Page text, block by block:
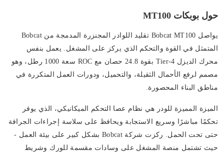
حول بوبكات MT100
يواصل Bobcat MT100 تقليد اللوادر المجنزرة المدمجة من Bobcat
المتمثل في القوة والتحكم الذي يركز على المشغل. يعمل بنفس
محرك الديزل Tier-4 بقوة 24.8 حصان مع ROC سعة 1000 رطل، وهو
مصمم لرفع الأحمال الثقيلة، والتحميل، ودورات العمل المتكررة في
مناطق البناء المحصورة.
الميزة المميزة للودر هي نظام عصا التحكم الميكانيكي، الذي يوفر
تحكمًا مباشرًا وسريع الاستجابة ويحافظ على سلاسة إجراءات الجرافة
حتى تحت الحمل. ركزت شركة Bobcat بشكل كبير على بيئة العمل -
حيث تشتمل منصة المشغل على وسادات مقسمة للورك وشريط